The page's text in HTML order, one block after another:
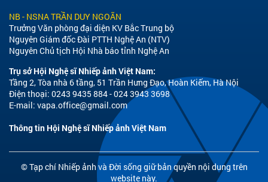
NB - NSNA TRẦN DUY NGOÃN
Trưởng Văn phòng đại diện KV Bắc Trung bộ
Nguyên Giám đốc Đài PTTH Nghệ An (NTV)
Nguyên Chủ tịch Hội Nhà báo tỉnh Nghệ An
Trụ sở Hội Nghệ sĩ Nhiếp ảnh Việt Nam:
Tầng 2, Tòa nhà 6 tầng, 51 Trần Hưng Đạo, Hoàn Kiếm, Hà Nội
Điện thoại: 0243 9435 884 - 024 3943 3698
E-mail: vapa.office@gmail.com
Thông tin Hội Nghệ sĩ Nhiếp ảnh Việt Nam
© Tạp chí Nhiếp ảnh và Đời sống giữ bản quyền nội dung trên
website này.